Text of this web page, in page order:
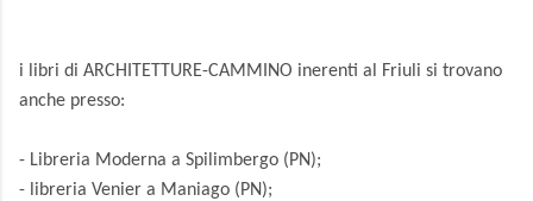
i libri di ARCHITETTURE-CAMMINO inerenti al Friuli si trovano
anche presso:
- Libreria Moderna a Spilimbergo (PN);
- libreria Venier a Maniago (PN);